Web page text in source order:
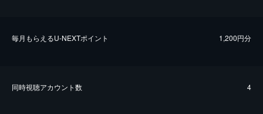
毎⽉もらえるU-NEXTポイント 1,200円分
同時視聴アカウント数 4